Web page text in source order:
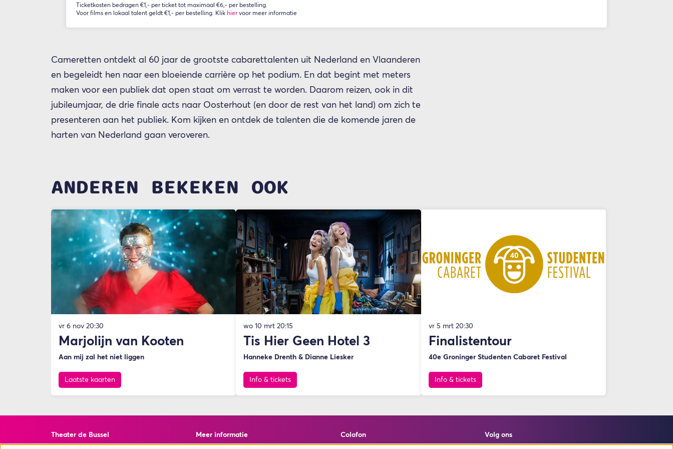
Ticketkosten bedragen €1,- per ticket tot maximaal €6,- per bestelling.
Voor films en lokaal talent geldt €1,- per bestelling. Klik hier voor meer informatie
Cameretten ontdekt al 60 jaar de grootste cabarettalenten uit Nederland en Vlaanderen
en begeleidt hen naar een bloeiende carrière op het podium. En dat begint met meters
maken voor een publiek dat open staat om verrast te worden. Daarom reizen, ook in dit
jubileumjaar, de drie finale acts naar Oosterhout (en door de rest van het land) om zich te
presenteren aan het publiek. Kom kijken en ontdek de talenten die de komende jaren de
harten van Nederland gaan veroveren.
ANDEREN BEKEKEN OOK
Marjolijn van Kooten
Aan mij zal het niet liggen
vr 6 nov 20:30
Laatste kaarten
Tis Hier Geen Hotel 3
Hanneke Drenth & Dianne Liesker
wo 10 mrt20:15
Info & tickets
Finalistentour
40e Groninger Studenten Cabaret Festival
vr 5 mrt 20:30
Info & tickets
Theater de Bussel Meer informatie Colofon Volg ons